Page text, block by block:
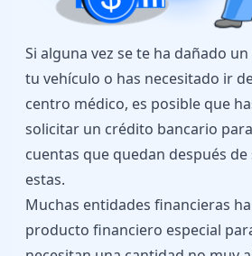
Si alguna vez se te ha dañado
tu vehículo o has necesitado ir
centro médico, es posible que
solicitar un crédito bancario
cuentas que quedan después
estas.
Muchas entidades financieras
producto financiero especial